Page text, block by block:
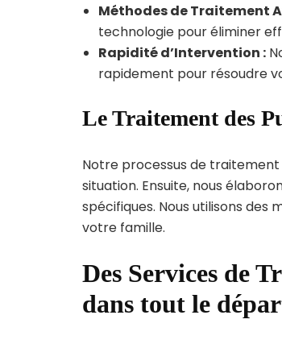
Méthodes de Traitement
technologie pour éliminer
Rapidité d’Intervention :
rapidement pour résoudre
Le Traitement des
Notre processus de
situation. Ensuite, nous
spécifiques. Nous utilisons
votre famille.
Des Services de
dans tout le